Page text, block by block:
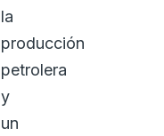
la
producción
petrolera
y
un